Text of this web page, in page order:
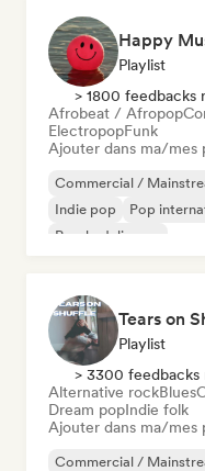
Happy
Playlist
> 1800 feedbacks
Afrobeat / Afropop
ElectropopFunk
Ajouter dans ma/mes
Commercial /
Indie pop
Pop
Psychedelic pop
Tears on
Playlist
> 3300 feedbacks
Alternative rockBlues
Dream popIndie folk
Ajouter dans ma/mes
Commercial /